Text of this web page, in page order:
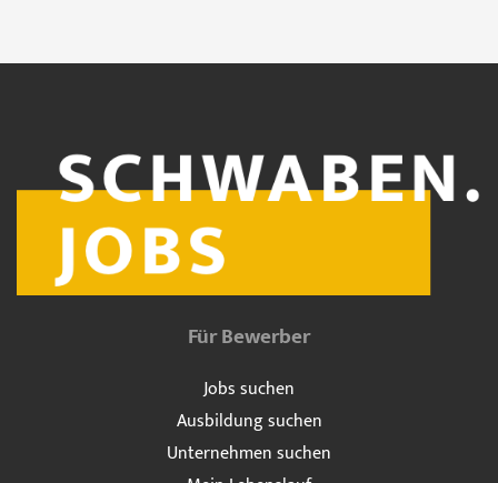
Für Bewerber
Jobs suchen
Ausbildung suchen
Unternehmen suchen